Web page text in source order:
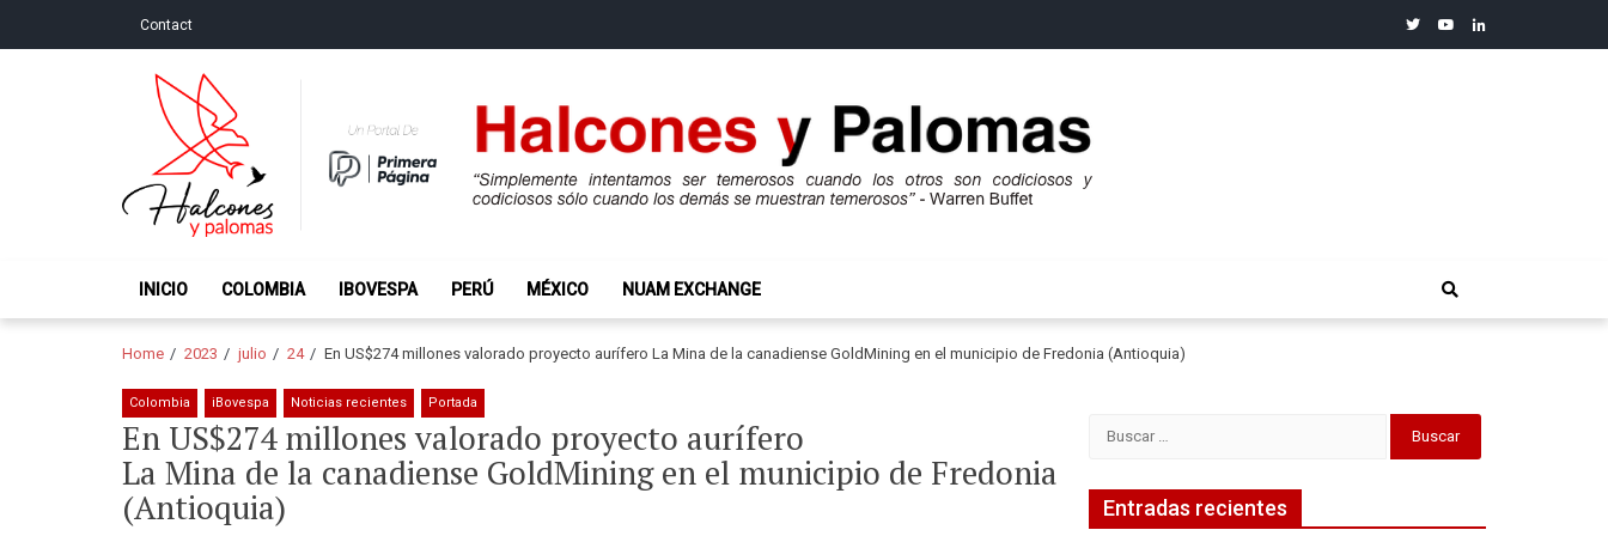
Contact twitteryoutubelinkedin
Halcones y Palomas
INICIO COLOMBIA IBOVESPA PERÚ MÉXICO NUAM EXCHANGE
Home 2023 julio 24 En US$274 millones valorado proyecto aurífero La Mina de la canadiense GoldMining en el municipio de Fredonia (Antioquia)
Colombia iBovespa Noticias recientes Portada
En US$274 millones valorado proyecto aurífero
La Mina de la canadiense GoldMining en el municipio de Fredonia
(Antioquia)
Entradas recientes